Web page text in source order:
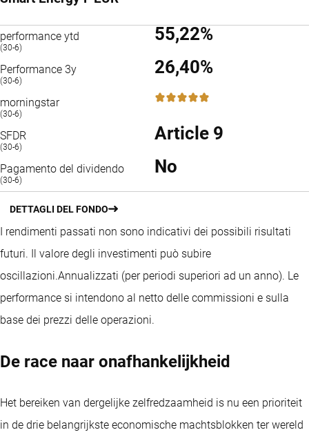
performance ytd
(30-6)
55,22%
Performance 3y
(30-6)
26,40%
morningstar
(30-6)
5 / 5
SFDR
(30-6)
Article 9
Pagamento del dividendo
(30-6)
No
DETTAGLI DEL FONDO
I rendimenti passati non sono indicativi dei possibili risultati
futuri. Il valore degli investimenti può subire
oscillazioni.Annualizzati (per periodi superiori ad un anno). Le
performance si intendono al netto delle commissioni e sulla
base dei prezzi delle operazioni.
De race naar onafhankelijkheid
Het bereiken van dergelijke zelfredzaamheid is nu een prioriteit
in de drie belangrijkste economische machtsblokken ter wereld